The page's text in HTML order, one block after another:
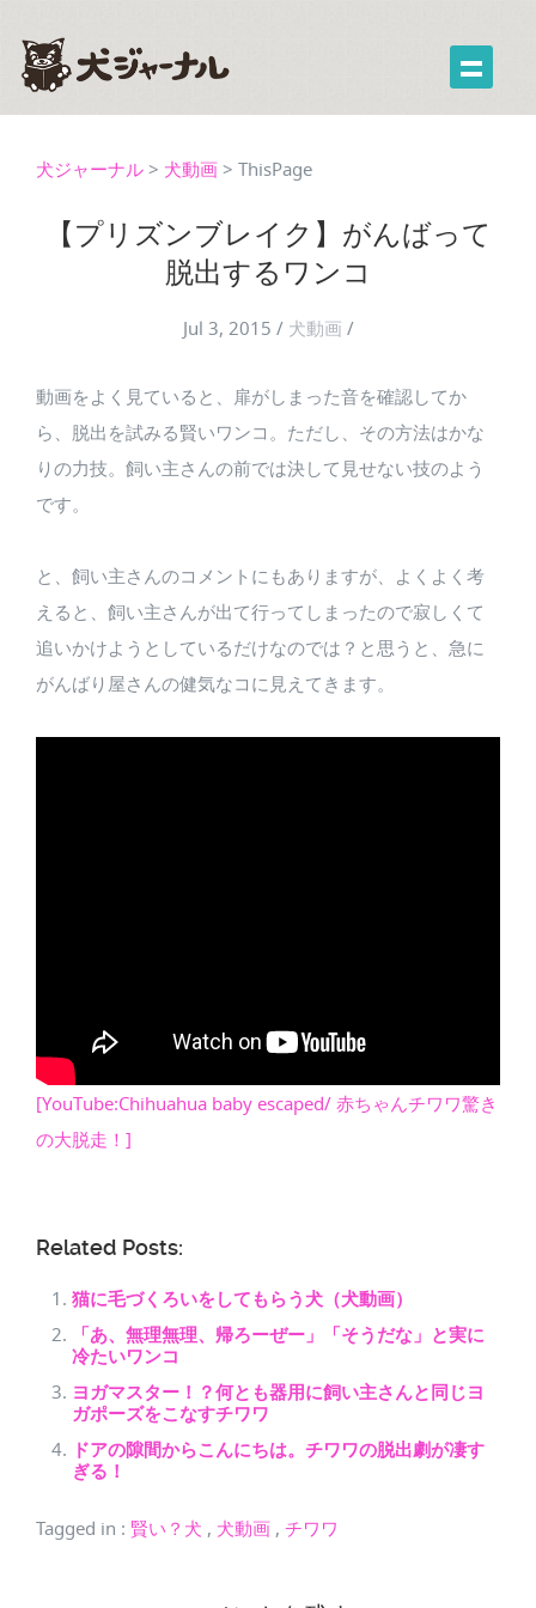
犬ジャーナル > 犬動画 > ThisPage
【プリズンブレイク】がんばって
脱出するワンコ
Jul 3, 2015 / 犬動画 /
動画をよく見ていると、扉がしまった音を確認してか
ら、脱出を試みる賢いワンコ。ただし、その方法はかな
りの力技。飼い主さんの前では決して見せない技のよう
です。
と、飼い主さんのコメントにもありますが、よくよく考
えると、飼い主さんが出て行ってしまったので寂しくて
追いかけようとしているだけなのでは？と思うと、急に
がんばり屋さんの健気なコに見えてきます。
[YouTube:Chihuahua baby escaped/ 赤ちゃんチワワ驚き
の大脱走！]
Related Posts:
猫に毛づくろいをしてもらう犬（犬動画）
「あ、無理無理、帰ろーぜー」「そうだな」と実に
冷たいワンコ
ヨガマスター！？何とも器用に飼い主さんと同じヨ
ガポーズをこなすチワワ
ドアの隙間からこんにちは。チワワの脱出劇が凄す
ぎる！
Tagged in : 賢い？犬 , 犬動画 , チワワ